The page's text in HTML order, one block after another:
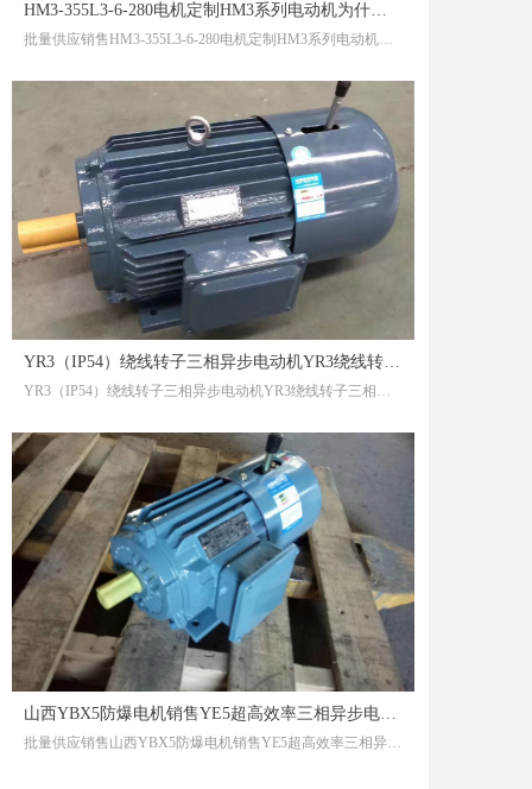
HM3-355L3-6-280电机定制HM3系列电动机为什么水越喝越多
批量供应销售HM3-355L3-6-280电机定制HM3系列电动机为什么水越喝越多HM3-355L3-6-280电机定制HM3系列电动机为什么水越喝越多
YR3（IP54）绕线转子三相异步电动机YR3绕线转子三相异步电动机
YR3（IP54）绕线转子三相异步电动机YR3绕线转子三相异步电动机
山西YBX5防爆电机销售YE5超高效率三相异步电动机把孩子当穷逼一样养
批量供应销售山西YBX5防爆电机销售YE5超高效率三相异步电动机把孩子当穷逼一样养